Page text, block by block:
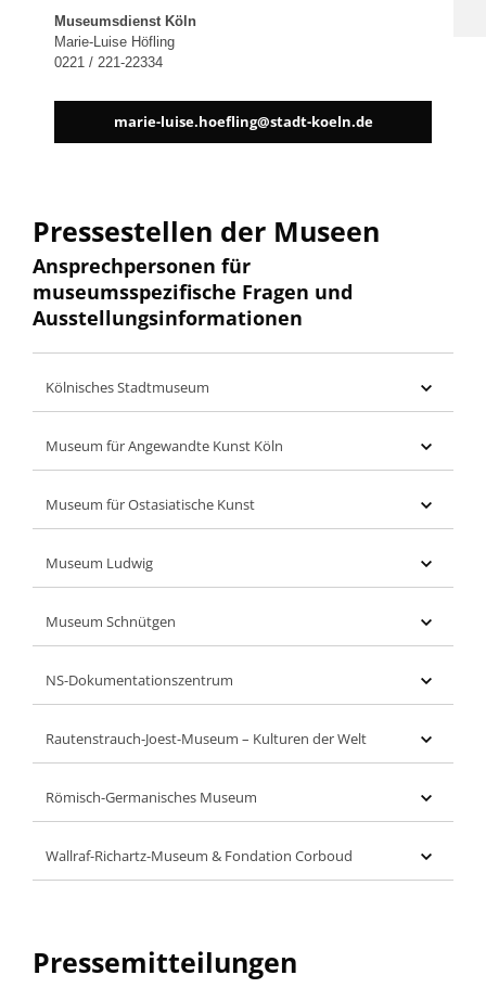
Museumsdienst Köln
Marie-Luise Höfling
0221 / 221-22334
marie-luise.hoefling@stadt-koeln.de
Pressestellen der Museen
Ansprechpersonen für
museumsspezifische Fragen und
Ausstellungsinformationen
Kölnisches Stadtmuseum
Museum für Angewandte Kunst Köln
Museum für Ostasiatische Kunst
Museum Ludwig
Museum Schnütgen
NS-Dokumentationszentrum
Rautenstrauch-Joest-Museum – Kulturen der Welt
Römisch-Germanisches Museum
Wallraf-Richartz-Museum & Fondation Corboud
Pressemitteilungen